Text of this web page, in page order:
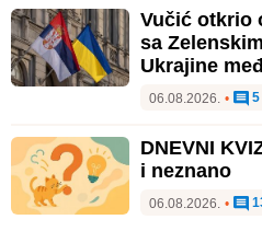
Vučić otkrio
sa
Ukrajine
06.08.2026. • 5
DNEVNI
i neznano
06.08.2026. •